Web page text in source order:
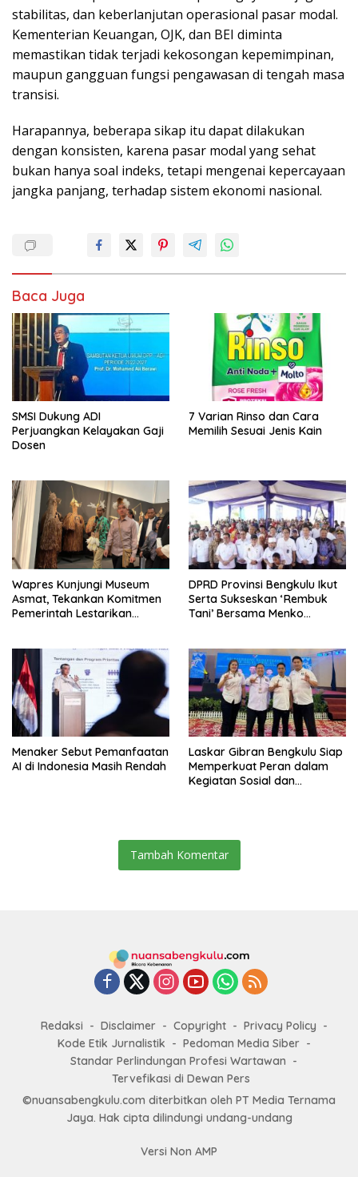
stabilitas, dan keberlanjutan operasional pasar modal.
Kementerian Keuangan, OJK, dan BEI diminta
memastikan tidak terjadi kekosongan kepemimpinan,
maupun gangguan fungsi pengawasan di tengah masa
transisi.
Harapannya, beberapa sikap itu dapat dilakukan
dengan konsisten, karena pasar modal yang sehat
bukan hanya soal indeks, tetapi mengenai kepercayaan
jangka panjang, terhadap sistem ekonomi nasional.
Baca Juga
SMSI Dukung ADI
Perjuangkan Kelayakan Gaji
Dosen
7 Varian Rinso dan Cara
Memilih Sesuai Jenis Kain
Wapres Kunjungi Museum
Asmat, Tekankan Komitmen
Pemerintah Lestarikan
DPRD Provinsi Bengkulu Ikut
Serta Sukseskan ‘Rembuk
Tani’ Bersama Menko
Menaker Sebut Pemanfaatan
AI di Indonesia Masih Rendah
Laskar Gibran Bengkulu Siap
Memperkuat Peran dalam
Kegiatan Sosial dan
Tambah Komentar
Redaksi Disclaimer Copyright
Privacy Policy
Kode Etik Jurnalistik
Pedoman Media Siber
Standar Perlindungan Profesi Wartawan
Tervefikasi di Dewan Pers
©nuansabengkulu.com diterbitkan oleh PT Media Ternama
Jaya. Hak cipta dilindungi undang-undang
Versi Non AMP